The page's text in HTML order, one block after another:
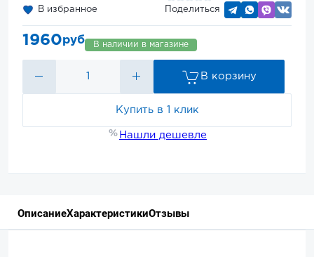
В избранное
Поделиться
1960руб В наличии в магазине
В корзину
Купить в 1 клик
Нашли дешевле
ОписаниеХарактеристикиОтзывы